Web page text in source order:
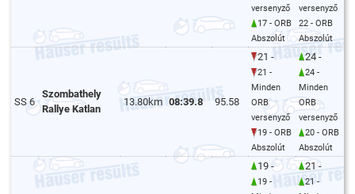
versenyző
17 - ORB
Abszolút
versenyző
22 - ORB
Abszolút
SS 6
Szombathely
Rallye Katlan
13.80km 08:39.8 95.58
21 -
21 -
Minden
ORB
versenyző
19 - ORB
Abszolút
24 -
24 -
Minden
ORB
versenyző
20 - ORB
Abszolút
19 -
19 -
21 -
21 -